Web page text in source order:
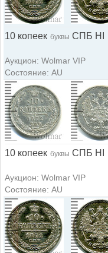
10 копеек буквы СПБ НI
Аукцион: Wolmar VIP
Состояние: AU
10 копеек буквы СПБ НI
Аукцион: Wolmar VIP
Состояние: AU